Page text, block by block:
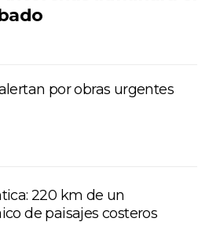
por obras urgentes
220 km de un
de paisajes costeros